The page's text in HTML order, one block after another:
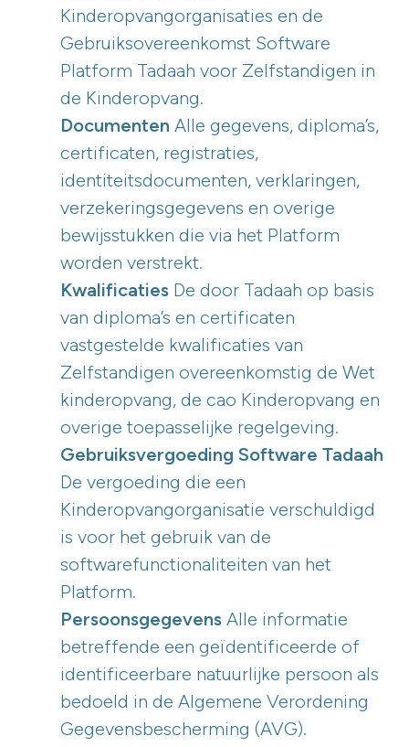
Kinderopvangorganisaties en de
Gebruiksovereenkomst Software
Platform Tadaah voor Zelfstandigen in
de Kinderopvang.
Documenten Alle gegevens, diploma’s,
certificaten, registraties,
identiteitsdocumenten, verklaringen,
verzekeringsgegevens en overige
bewijsstukken die via het Platform
worden verstrekt.
Kwalificaties De door Tadaah op basis
van diploma’s en certificaten
vastgestelde kwalificaties van
Zelfstandigen overeenkomstig de Wet
kinderopvang, de cao Kinderopvang en
overige toepasselijke regelgeving.
Gebruiksvergoeding Software Tadaah
De vergoeding die een
Kinderopvangorganisatie verschuldigd
is voor het gebruik van de
softwarefunctionaliteiten van het
Platform.
Persoonsgegevens Alle informatie
betreffende een geïdentificeerde of
identificeerbare natuurlijke persoon als
bedoeld in de Algemene Verordening
Gegevensbescherming (AVG).